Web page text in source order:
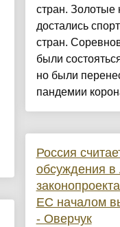
стран. Золотые
достались
стран.
были
но были
пандемии
Россия
обсуждения
ЕС началом
- Оверчук